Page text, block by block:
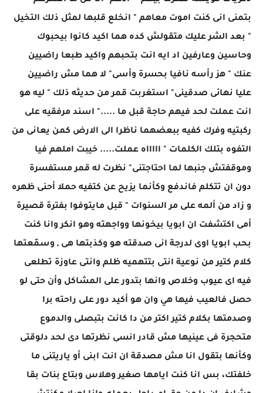
بتمنى انى كنت اموت معاهم " انخلع قلبها لمثل ذلك التخيل
" بعد الشر عليك متقولش كده هما اكيد كانوا بيحبوك
وحاسين وعارفين اد ايه انت بتحبهم واكيد طبعا راضيين
عنك " هز رأسه نافيا بحسرة وأسى" لا هما مش راضيين
عليا نهائى صدقينى" استغربت قمر من حديثه ذلك " ليه هو
انت عملت لحد فيهم حاجة قبل ما ....." اسند مرفقيه على
ركبتيه وفرك كفيه ببعضهما ناظرا الى الارض كمن يعانى من
التفوه بتلك الكلمات " اااااه عملت..... خيبت املهم فيا
وموقفتش جنبها لما احتاجتنى" نظرت له قمر مستفسرة
دون ان تتكلم فاندفع وكأنما يزيح عن كتفيه حملا أحنى ظهره
و زاد من ألمه على مر السنوات " قبل مايتوفوا بفترة قصيرة
أمى اكتشفت ان ابويا بيخونها وواجهته وهو انكر وانا كنت
بحب ابويا اوى لدرجة انى صدقته هو وكذبتها هى , وسمّعتها
كلام كتير من نوعية انتى بتتهميه ظلم وانتى عاوزة تطلعى
فيه اى عيوب وخلاص وانها بتدور على المشاكل وأن حتى لو
حصل فالعيب فيها هي وان هو أكيد دور على راحته برا
وصدمتها بكلام كتير اكتر من دا كانت بتبصلى والدموع
متحجرة فى عينيها مش قادر انسى نظرتها دى لحد دلوقتى
وكأنها بتقول انا مش مصدقة ان انت ابنى أو ياريتنى ما
خلفتك، بس انا كنت ايامها صغير وهلاس وبتاع بنات بقا